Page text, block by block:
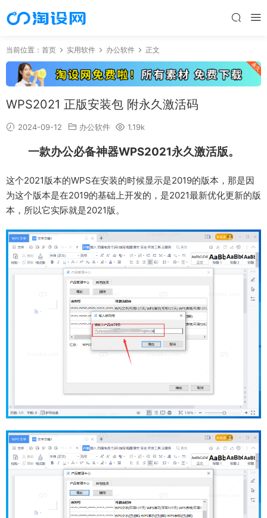
当前位置： 首页 实用软件 办公软件 正文
WPS2021 正版安装包 附永久激活码
2024-09-12 办公软件 1.19k
一款办公必备神器WPS2021永久激活版。
这个2021版本的WPS在安装的时候显示是2019的版本，那是因
为这个版本是在2019的基础上开发的，是2021最新优化更新的版
本，所以它实际就是2021版。